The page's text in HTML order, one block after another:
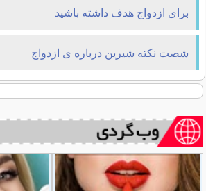
برای ازدواج هدف داشته باشید
شصت نكته شیرین درباره ی ازدواج